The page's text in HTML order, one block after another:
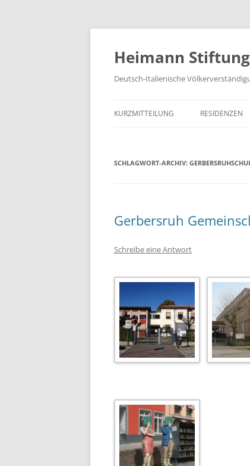
Zum
springen
Heimann Stiftung
Deutsch-Italienische
KURZMITTEILUNG RESIDENZEN
SCHLAGWORT-ARCHIV:
Gerbersruh
Schreibe eine Antwort